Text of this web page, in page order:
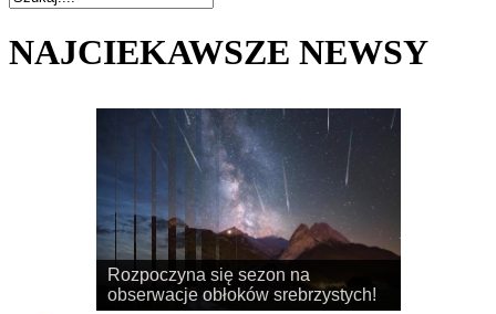
NAJCIEKAWSZE NEWSY
Rozpoczyna się sezon na
obserwacje obłoków srebrzystych!